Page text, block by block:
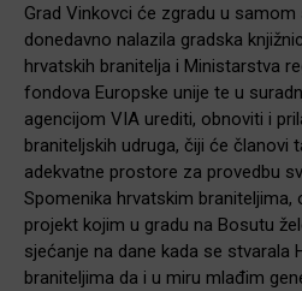
Grad Vinkovci će zgradu u
donedavno nalazila gradska
hrvatskih branitelja i Ministarstva
fondova Europske unije te u
agencijom VIA urediti, obnoviti i
braniteljskih udruga, čiji će članovi
adekvatne prostore za provedbu
Spomenika hrvatskim braniteljima,
projekt kojim u gradu na Bosutu
sjećanje na dane kada se stvarala
braniteljima da i u miru mlađim